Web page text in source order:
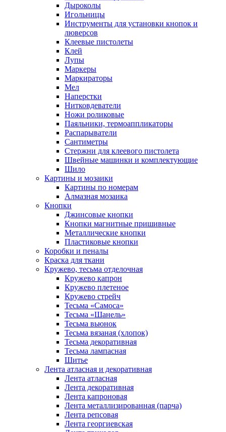
Дыроколы
Игольницы
Инструменты для установки кнопок и
люверсов
Клеевые пистолеты
Клей
Лупы
Маркеры
Маркираторы
Мел
Наперстки
Нитковдеватели
Ножи роликовые
Паяльники, термоаппликаторы
Распарыватели
Сантиметры
Стержни для клеевого пистолета
Швейные машинки и комплектующие
Шило
Картины и мозаики
Картины по номерам
Алмазная мозаика
Кнопки
Джинсовые кнопки
Кнопки магнитные пришивные
Металлические кнопки
Пластиковые кнопки
Коробки и пеналы
Краска для ткани
Кружево, тесьма отделочная
Кружево капрон
Кружево плетеное
Кружево стрейч
Тесьма «Самоса»
Тесьма «Шанель»
Тесьма вьюнок
Тесьма вязаная (хлопок)
Тесьма декоративная
Тесьма лампасная
Шитье
Лента атласная и декоративная
Лента атласная
Лента декоративная
Лента капроновая
Лента металлизированная (парча)
Лента репсовая
Лента георгиевская